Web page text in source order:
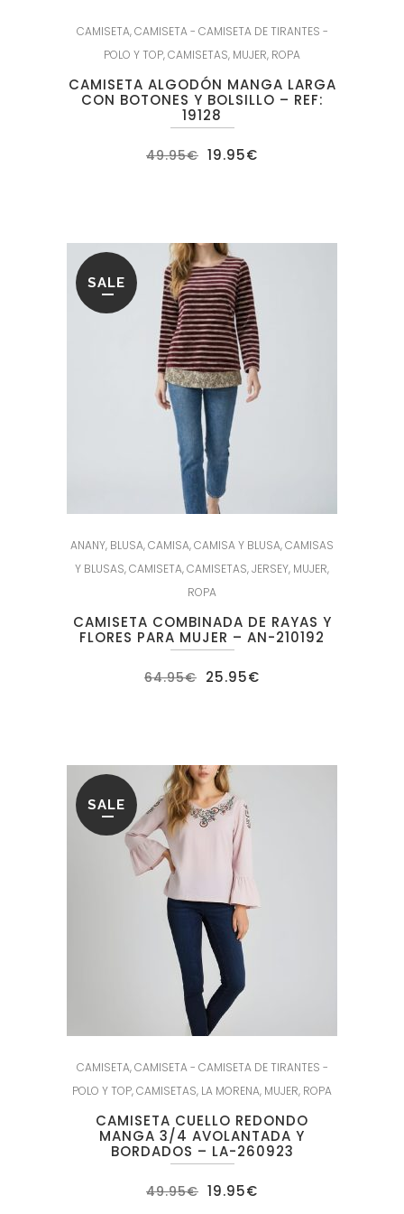
CAMISETA,CAMISETA - CAMISETA DE TIRANTES -
POLO Y TOP,CAMISETAS, MUJER, ROPA
CAMISETA ALGODÓN MANGA LARGA
CON BOTONES Y BOLSILLO – REF:
19128
49.95€ El
precio
19.95€
SALE
ANANY, BLUSA,CAMISA,CAMISA Y BLUSA,CAMISAS
Y BLUSAS,CAMISETA,CAMISETAS,JERSEY, MUJER,
ROPA
CAMISETA COMBINADA DE RAYAS Y
FLORES PARA MUJER – AN-210192
64.95€ El
precio
25.95€
SALE
CAMISETA,CAMISETA - CAMISETA DE TIRANTES -
POLO Y TOP,CAMISETAS, LA MORENA, MUJER, ROPA
CAMISETA CUELLO REDONDO
MANGA 3/4 AVOLANTADA Y
BORDADOS – LA-260923
49.95€ El
precio
19.95€